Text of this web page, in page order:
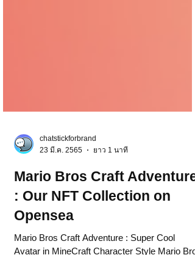
23 มี.ค. 2565
ยาว 1 นาที
Mario Bros Craft Adventure
: Our NFT Collection on